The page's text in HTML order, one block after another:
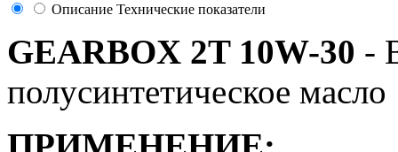
Описание Технические показатели
GEARBOX 2T 10W-30 -
полусинтетическое масло